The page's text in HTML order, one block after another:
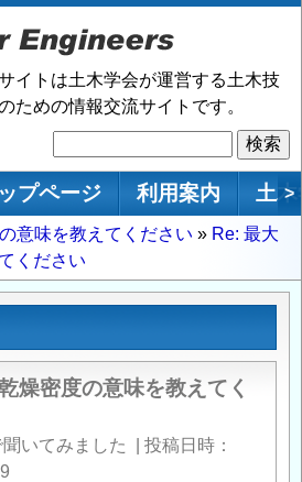
イトは土木学会が運営する土木技
ための情報交流サイトです。
索
ップページ 利用案内 土 >
意味を教えてください
Re: 最大
ください
燥密度の意味を教えてく
いてみました
投稿日時